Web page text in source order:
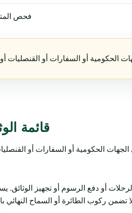
فحص
قائمة
أو دفع الرسوم أو تجهيز
ركوب الطائرة أو السماح النهائي